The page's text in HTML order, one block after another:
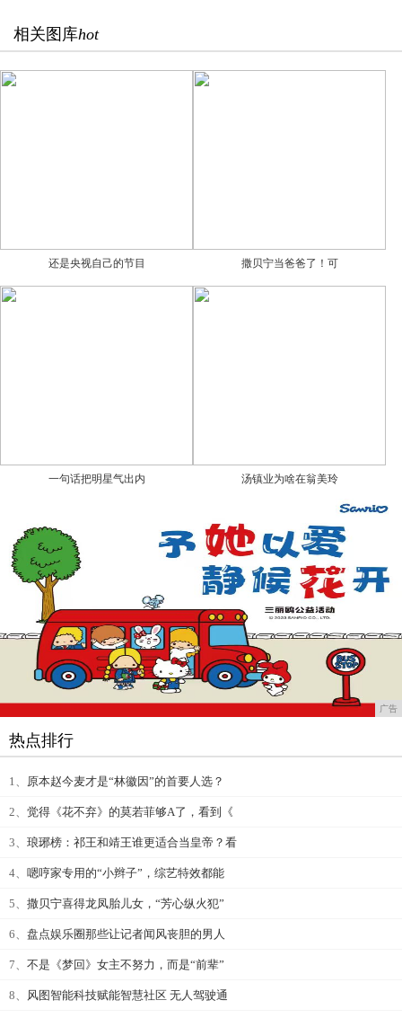
相关图库hot
还是央视自己的节目 撒贝宁当爸爸了！可
一句话把明星气出内 汤镇业为啥在翁美玲
广告
热点排行
1、 原本赵今麦才是“林徽因”的首要人选？
2、 觉得《花不弃》的莫若菲够A了，看到《
3、 琅琊榜：祁王和靖王谁更适合当皇帝？看
4、 嗯哼家专用的“小辫子”，综艺特效都能
5、 撒贝宁喜得龙凤胎儿女，“芳心纵火犯”
6、 盘点娱乐圈那些让记者闻风丧胆的男人
7、 不是《梦回》女主不努力，而是“前辈”
8、 风图智能科技赋能智慧社区 无人驾驶通